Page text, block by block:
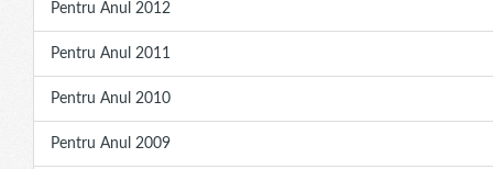
Pentru Anul 2012
Pentru Anul 2011
Pentru Anul 2010
Pentru Anul 2009